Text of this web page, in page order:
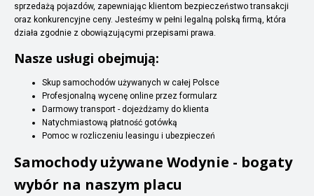
sprzedażą pojazdów, zapewniając klientom bezpieczeństwo transakcji
oraz konkurencyjne ceny. Jesteśmy w pełni legalną polską firmą, która
działa zgodnie z obowiązującymi przepisami prawa.
Nasze usługi obejmują:
Skup samochodów używanych w całej Polsce
Profesjonalną wycenę online przez formularz
Darmowy transport - dojeżdżamy do klienta
Natychmiastową płatność gotówką
Pomoc w rozliczeniu leasingu i ubezpieczeń
Samochody używane Wodynie - bogaty
wybór na naszym placu